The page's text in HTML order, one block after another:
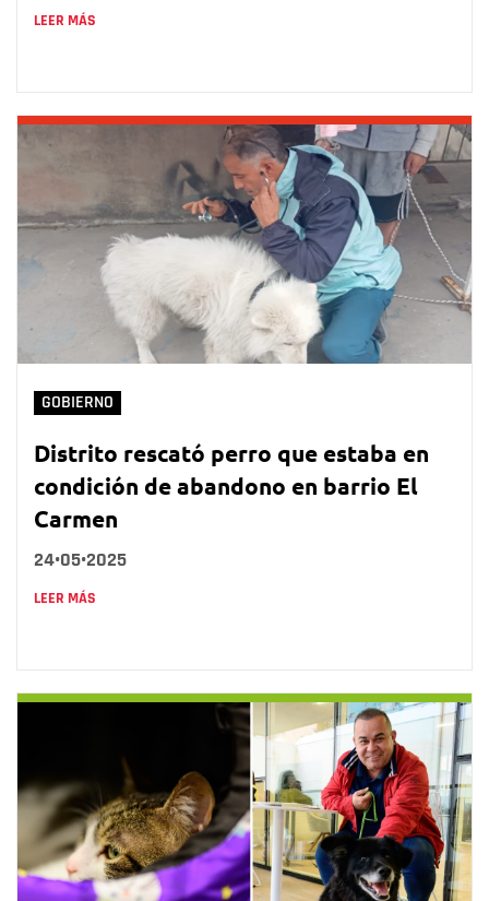
LEER MÁS
GOBIERNO
Distrito rescató perro que estaba en
condición de abandono en barrio El
Carmen
24•05•2025
LEER MÁS